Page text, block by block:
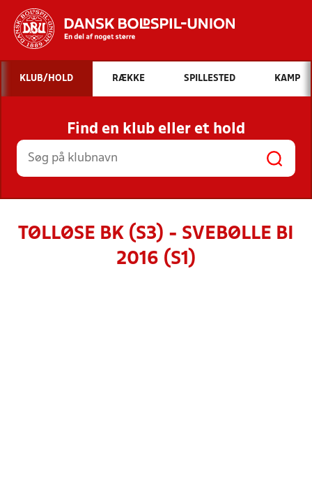
Hvad vil du søge efter?
INDHOLD OG NYHEDER
STILLINGER, RESULTATER, KLUBBER OG
HOLD
KLUB/HOLD RÆKKE SPILLESTED KAMP
Find en klub eller et hold
TØLLØSE BK (S3) - SVEBØLLE BI
2016 (S1)